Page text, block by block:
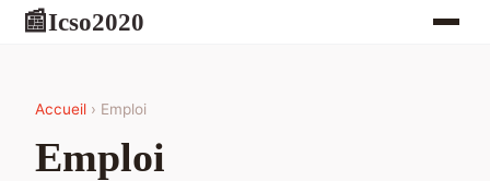
📰Icso2020
Accueil › Emploi
Emploi